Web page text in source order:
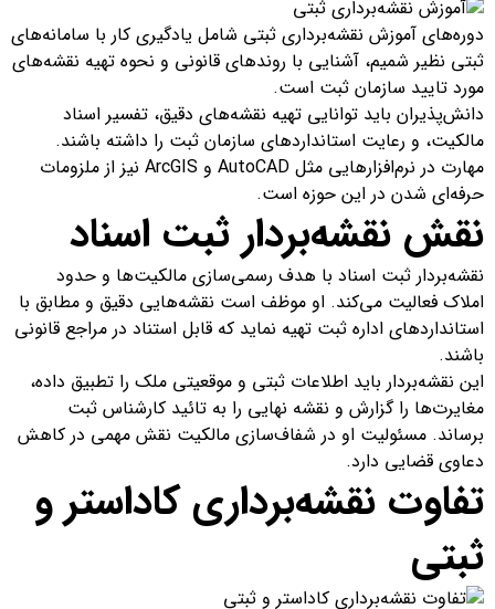
دوره‌های آموزش نقشه‌برداری ثبتی شامل یادگیری کار با سامانه‌های
ثبتی نظیر شمیم، آشنایی با روندهای قانونی و نحوه تهیه نقشه‌های
مورد تایید سازمان ثبت است.
دانش‌پذیران باید توانایی تهیه نقشه‌های دقیق، تفسیر اسناد
مالکیت، و رعایت استانداردهای سازمان ثبت را داشته باشند.
مهارت در نرم‌افزارهایی مثل AutoCAD و ArcGIS نیز از ملزومات
حرفه‌ای شدن در این حوزه است.
نقش نقشه‌بردار ثبت اسناد
نقشه‌بردار ثبت اسناد با هدف رسمی‌سازی مالکیت‌ها و حدود
املاک فعالیت می‌کند. او موظف است نقشه‌هایی دقیق و مطابق با
استانداردهای اداره ثبت تهیه نماید که قابل استناد در مراجع قانونی
باشند.
این نقشه‌بردار باید اطلاعات ثبتی و موقعیتی ملک را تطبیق داده،
مغایرت‌ها را گزارش و نقشه نهایی را به تائید کارشناس ثبت
برساند. مسئولیت او در شفاف‌سازی مالکیت نقش مهمی در کاهش
دعاوی قضایی دارد.
تفاوت نقشه‌برداری کاداستر و
ثبتی